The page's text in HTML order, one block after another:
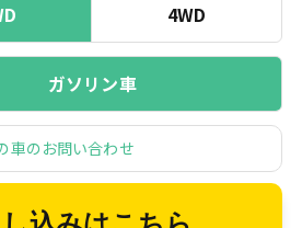
4WD
ガソリン車
車のお問い合わせ